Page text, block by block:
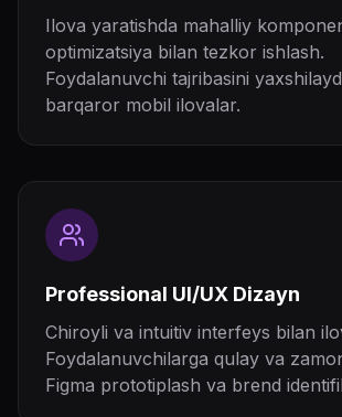
Ilova yaratishda mahalliy
optimizatsiya bilan tezkor ishlash.
Foydalanuvchi tajribasini
barqaror mobil ilovalar.
Professional UI/UX Dizayn
Chiroyli va intuitiv interfeys bilan
Foydalanuvchilarga qulay va
Figma prototiplash va brend